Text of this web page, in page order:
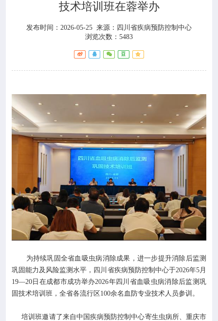
工作重点 
科研培训
科普园地 
学术期刊
在线互动 
政务公开 
技术培训班在蓉举办
发布时间：2026-05-25 来源： 四川省疾病预防控制中心
浏览次数：5483
为持续巩固全省血吸虫病消除成果，进一步提升消除后监测
巩固能力及风险监测水平，四川省疾病预防控制中心于2026年5月
19—20日在成都市成功举办2026年四川省血吸虫病消除后监测巩
固技术培训班，全省各流行区100余名血防专业技术人员参训。
培训班邀请了来自中国疾病预防控制中心寄生虫病所、重庆市